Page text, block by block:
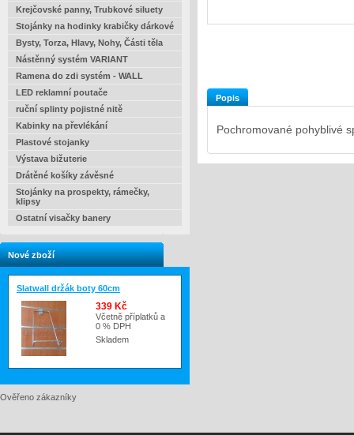
Krejčovské panny, Trubkové siluety
Stojánky na hodinky krabičky dárkové
Bysty, Torza, Hlavy, Nohy, Části těla
Nástěnný systém VARIANT
Ramena do zdi systém - WALL
LED reklamní poutače
ruční splinty pojistné nitě
Kabinky na převlékání
Plastové stojanky
Výstava bižuterie
Drátěné košíky závěsné
Stojánky na prospekty, rámečky,
klipsy
Ostatní visačky banery
Nové zboží
Slatwall držák boty 60cm
339 Kč
Včetně příplatků a
0 % DPH
Skladem
Ověřeno zákazníky
Popis
Pochromované pohyblivé